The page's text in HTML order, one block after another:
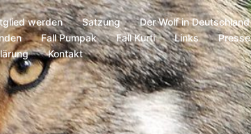
werden Satzung Der Wolf in Deutschland
Fall Pumpak Fall Kurti Links Presse
Kontakt